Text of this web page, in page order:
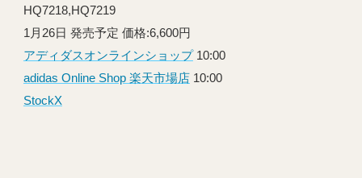
HQ7218,HQ7219
1月26日 発売予定 価格:6,600円
アディダスオンラインショップ10:00
adidas Online Shop 楽天市場店10:00
StockX